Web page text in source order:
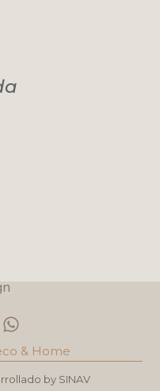
h
a
t
s
& Home
by SINAV